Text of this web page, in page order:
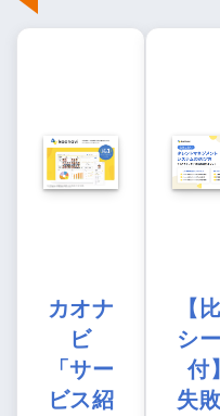
カオナ
ビ
「サー
ビス紹
【
シ
付】
失